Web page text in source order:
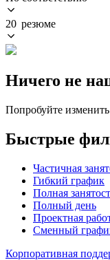
20 резюме
Ничего не
Попробуйте
Быстрые
Частичная
Гибкий график
Полная
Полный день
Проектная
Сменный
Корпоративная